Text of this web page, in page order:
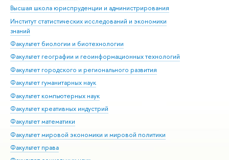
Высшая школа юриспруденции и администрирования
Институт статистических исследований и экономики
знаний
Факультет биологии и биотехнологии
Факультет географии и геоинформационных технологий
Факультет городского и регионального развития
Факультет гуманитарных наук
Факультет компьютерных наук
Факультет креативных индустрий
Факультет математики
Факультет мировой экономики и мировой политики
Факультет права